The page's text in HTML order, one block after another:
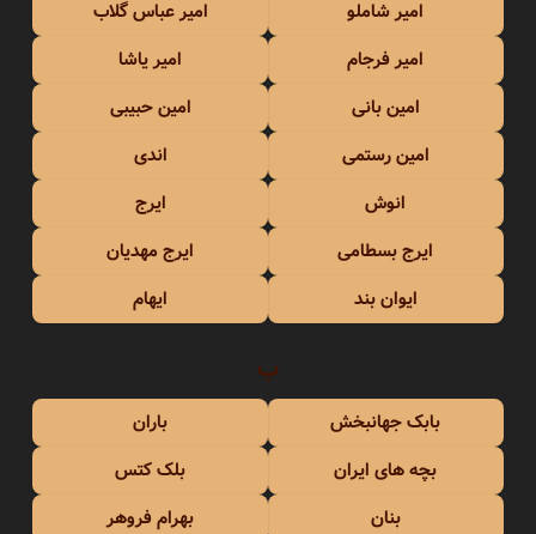
امیر شاملو
امیر عباس گلاب
امیر فرجام
امیر یاشا
امین بانی
امین حبیبی
امین رستمی
اندی
انوش
ایرج
ایرج بسطامی
ایرج مهدیان
ایوان بند
ایهام
ب
بابک جهانبخش
باران
بچه های ایران
بلک کتس
بنان
بهرام فروهر